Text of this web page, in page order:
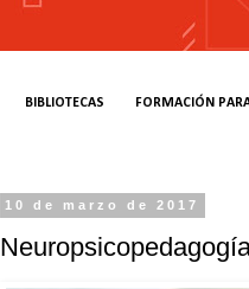
BIBLIOTECAS FORMACIÓN
10 de marzo de 2017